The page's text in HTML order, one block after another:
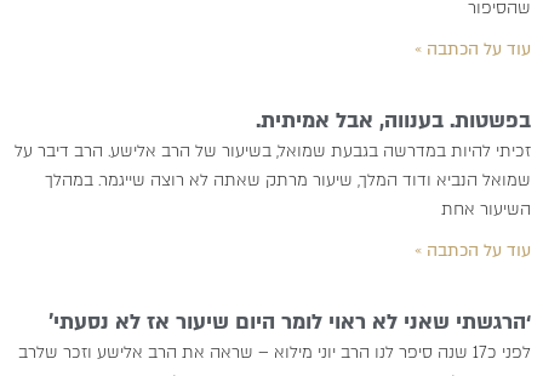
שהסיפור
עוד על הכתבה »
בפשטות. בענווה, אבל אמיתית.
זכיתי להיות במדרשה בגבעת שמואל, בשיעור של הרב אלישע. הרב דיבר על
שמואל הנביא ודוד המלך, שיעור מרתק שאתה לא רוצה שייגמר. במהלך
השיעור אחת
עוד על הכתבה »
‘הרגשתי שאני לא ראוי לומר היום שיעור אז לא נסעתי’
לפני כ17 שנה סיפר לנו הרב יוני מילוא – שראה את הרב אלישע וזכר שלרב